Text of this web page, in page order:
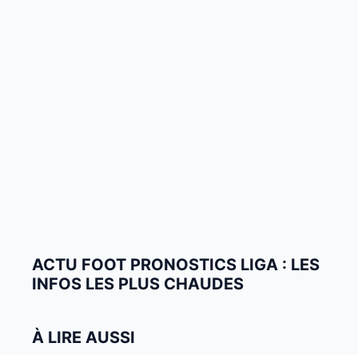
ACTU FOOT PRONOSTICS LIGA : LES
INFOS LES PLUS CHAUDES
À LIRE AUSSI